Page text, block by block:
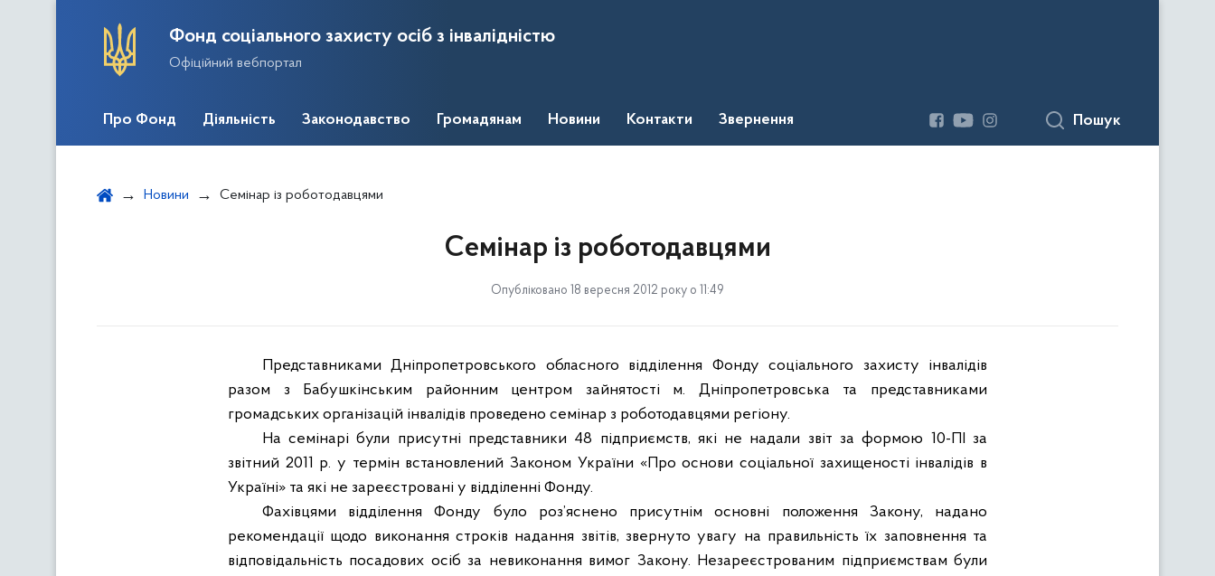
Фонд соціального захисту осіб з інвалідністю
Офіційний вебпортал
Про Фонд Діяльність Законодавство Громадянам Новини Контакти Звернення Пошук
Новини Семінар із роботодавцями
Семінар із роботодавцями
Опубліковано 18 вересня 2012 року о 11:49
Представниками Дніпропетровського обласного відділення Фонду соціального захисту інвалідів
разом з Бабушкінським районним центром зайнятості м. Дніпропетровська та представниками
громадських організацій інвалідів проведено семінар з роботодавцями регіону.
На семінарі були присутні представники 48 підприємств, які не надали звіт за формою 10-ПІ за
звітний 2011 р. у термін встановлений Законом України «Про основи соціальної захищеності інвалідів в
Україні» та які не зареєстровані у відділенні Фонду.
Фахівцями відділення Фонду було роз’яснено присутнім основні положення Закону, надано
рекомендації щодо виконання строків надання звітів, звернуто увагу на правильність їх заповнення та
відповідальність посадових осіб за невиконання вимог Закону. Незареєстрованим підприємствам були